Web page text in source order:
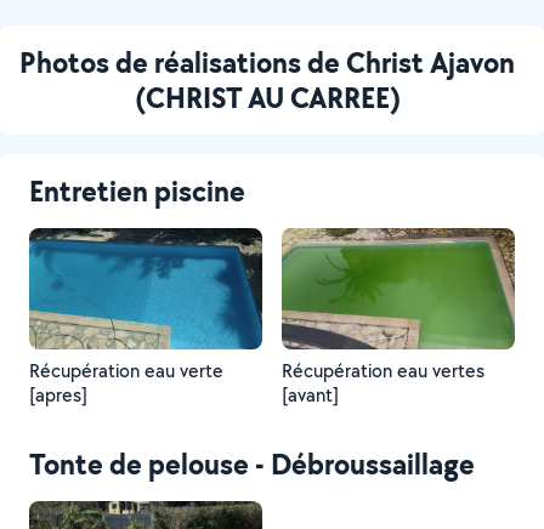
Photos de réalisations de Christ Ajavon
(CHRIST AU CARREE)
Entretien piscine
Récupération eau verte
[apres]
Récupération eau vertes
[avant]
Tonte de pelouse - Débroussaillage